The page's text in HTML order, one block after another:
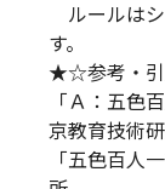
ルールはシ
す。
★☆参考・
「Ａ：五色
京教育技術
「五色百人